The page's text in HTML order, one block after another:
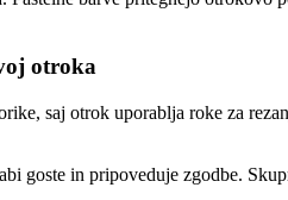
MGA
Little Tikes
Injusa
Falk
Ecoiffier
otroka
saj otrok uporablja roke za
goste in pripoveduje zgodbe.